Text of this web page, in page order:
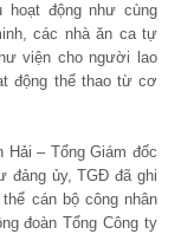
hoạt động như cùng
các nhà ăn ca tự
viện cho người lao
động thể thao từ cơ
Hải – Tổng Giám đốc
đảng ủy, TGĐ đã ghi
cán bộ công nhân
đoàn Tổng Công ty